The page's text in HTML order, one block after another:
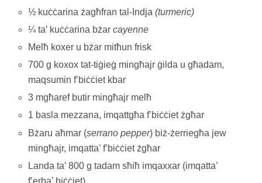
½ kuċċarina żagħfran tal-Indja(turmeric)
¼ ta’ kuċċarina bżarcayenne
Melħ koxer u bżar mitħun frisk
700 g koxox tat-tiġieġ mingħajr ġilda u għadam,
maqsumin f’biċċiet kbar
3 mgħaref butir mingħajr melħ
1 basla mezzana, imqattgħa f’biċċiet żgħar
Bżaru aħmar (serrano pepper) biż-żerriegħa jew
mingħajr, imqatta’ f’biċċiet żgħar
Landa ta’ 800 g tadam sħiħ imqaxxar (imqatta’
f’erba’ biċċiet)